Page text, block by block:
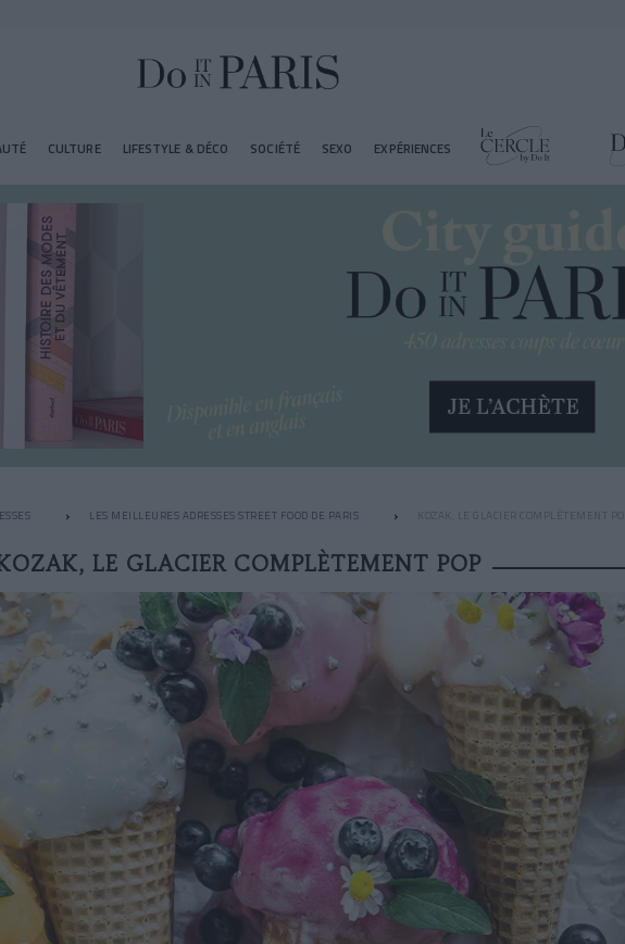
CULTURE LIFESTYLE & DÉCO SOCIÉTÉ SEXO EXPÉRIENCES
LES MEILLEURES ADRESSES STREET FOOD DE PARIS KOZAK, LE GLACIER COMPLÈTEMENT POP
LE GLACIER COMPLÈTEMENT POP